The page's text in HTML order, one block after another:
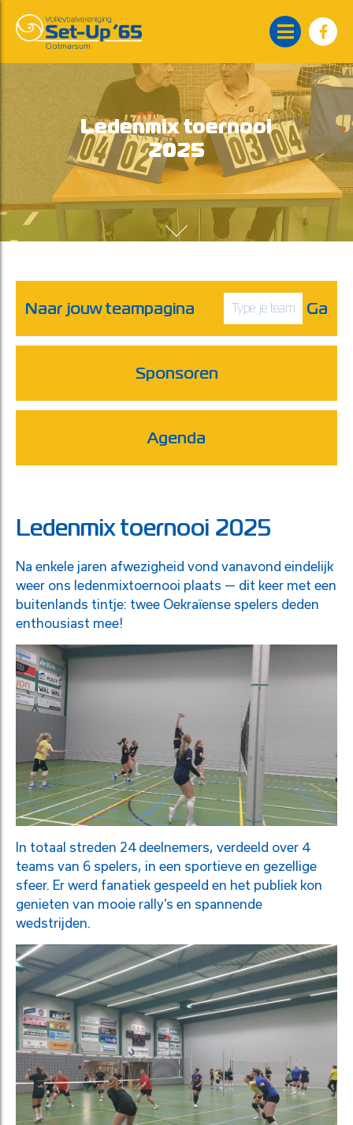
Ledenmix toernooi
2025
Naar jouw teampagina Ga
Sponsoren
Agenda
Ledenmix toernooi 2025
Na enkele jaren afwezigheid vond vanavond eindelijk
weer ons ledenmixtoernooi plaats — dit keer met een
buitenlands tintje: twee Oekraïense spelers deden
enthousiast mee!
In totaal streden 24 deelnemers, verdeeld over 4
teams van 6 spelers, in een sportieve en gezellige
sfeer. Er werd fanatiek gespeeld en het publiek kon
genieten van mooie rally’s en spannende
wedstrijden.